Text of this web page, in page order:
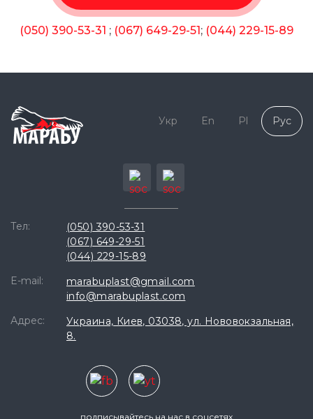
(050) 390-53-31 ; (067) 649-29-51; (044) 229-15-89
Укр En Pl Рус
Тел:
(050) 390-53-31
(067) 649-29-51
(044) 229-15-89
E-mail:
marabuplast@gmail.com
info@marabuplast.com
Адрес:
Украина, Киев, 03038, ул. Нововокзальная,
8.
подписывайтесь на нас в соцсетях